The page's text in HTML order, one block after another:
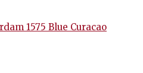
1575 Blue Curacao